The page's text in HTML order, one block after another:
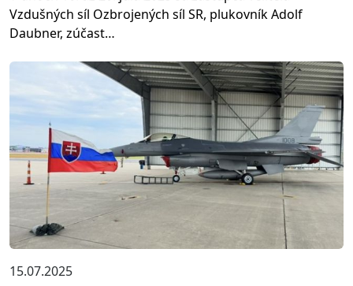
Vzdušných síl Ozbrojených síl SR, plukovník Adolf
Daubner, zúčast…
15.07.2025